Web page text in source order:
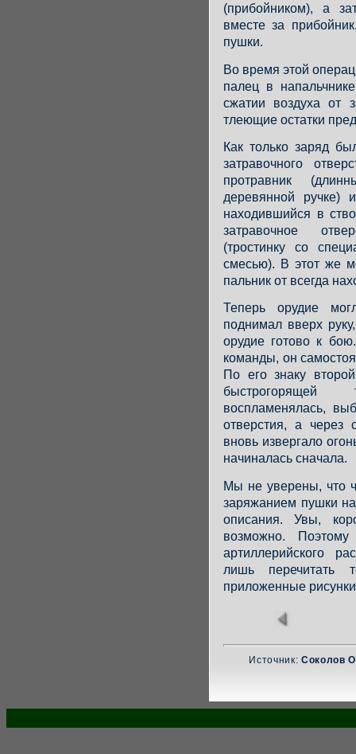
(прибойником), а
вместе за
пушки.
Во время этой
палец в
сжатии воздуха от
тлеющие остатки
Как только заряд
затравочного
протравник
деревянной ручке)
находившийся в
затравочное
(тростинку со
смесью). В этот же
пальник от всегда
Теперь орудие
поднимал вверх
орудие готово к
команды, он
По его знаку
быстрогорящей
воспламенялась,
отверстия, а через
вновь извергало
начиналась сначала.
Мы не уверены, что
заряжанием пушки
описания. Увы,
возможно.
артиллерийского
лишь перечитать
приложенные
Источник: Соколов